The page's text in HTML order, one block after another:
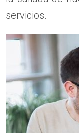
servicios.